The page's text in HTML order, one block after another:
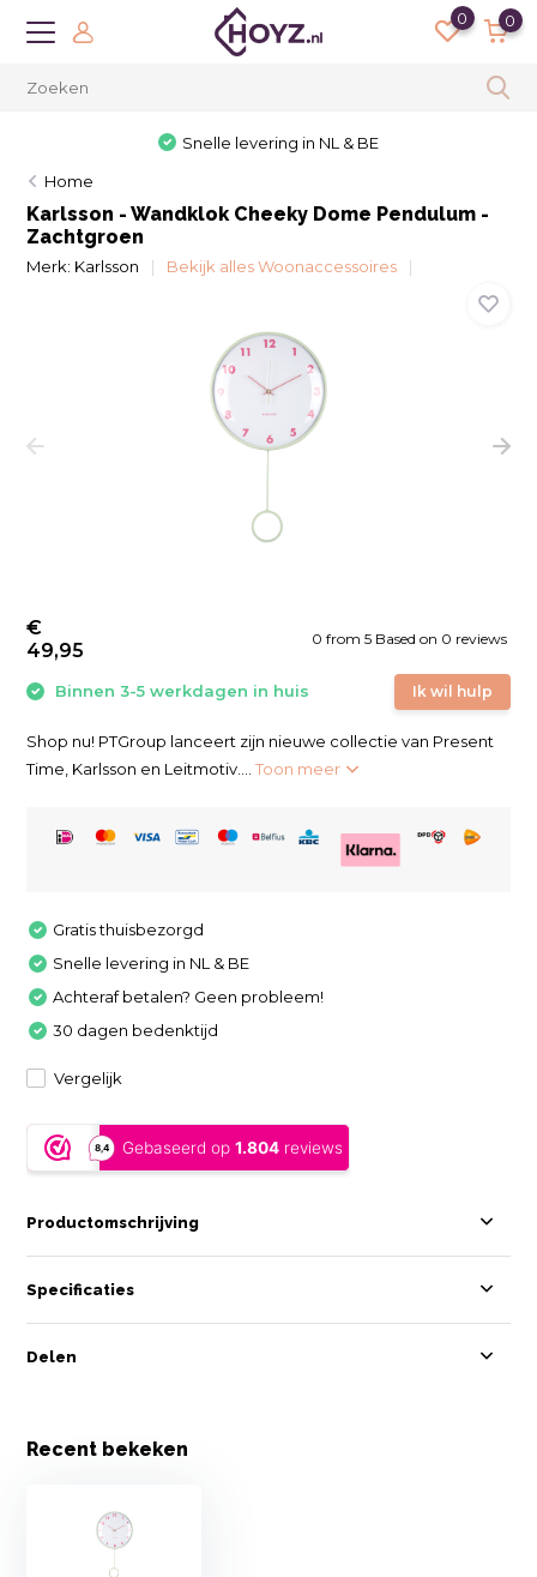
0 0
Snelle levering in NL & BE
Home
Karlsson - Wandklok Cheeky Dome Pendulum -
Zachtgroen
Merk: Karlsson Bekijk alles Woonaccessoires
0 from 5 Based on 0 reviews
Ik wil hulp
€
49,95
Binnen 3-5 werkdagen in huis
Shop nu! PTGroup lanceert zijn nieuwe collectie van Present
Time, Karlsson en Leitmotiv....Toon meer
Gratis thuisbezorgd
Snelle levering in NL & BE
Achteraf betalen? Geen probleem!
30 dagen bedenktijd
Vergelijk
Productomschrijving
Specificaties
Delen
Recent bekeken